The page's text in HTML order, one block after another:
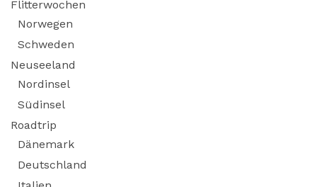
Flitterwochen
Norwegen
Schweden
Neuseeland
Nordinsel
Südinsel
Roadtrip
Dänemark
Deutschland